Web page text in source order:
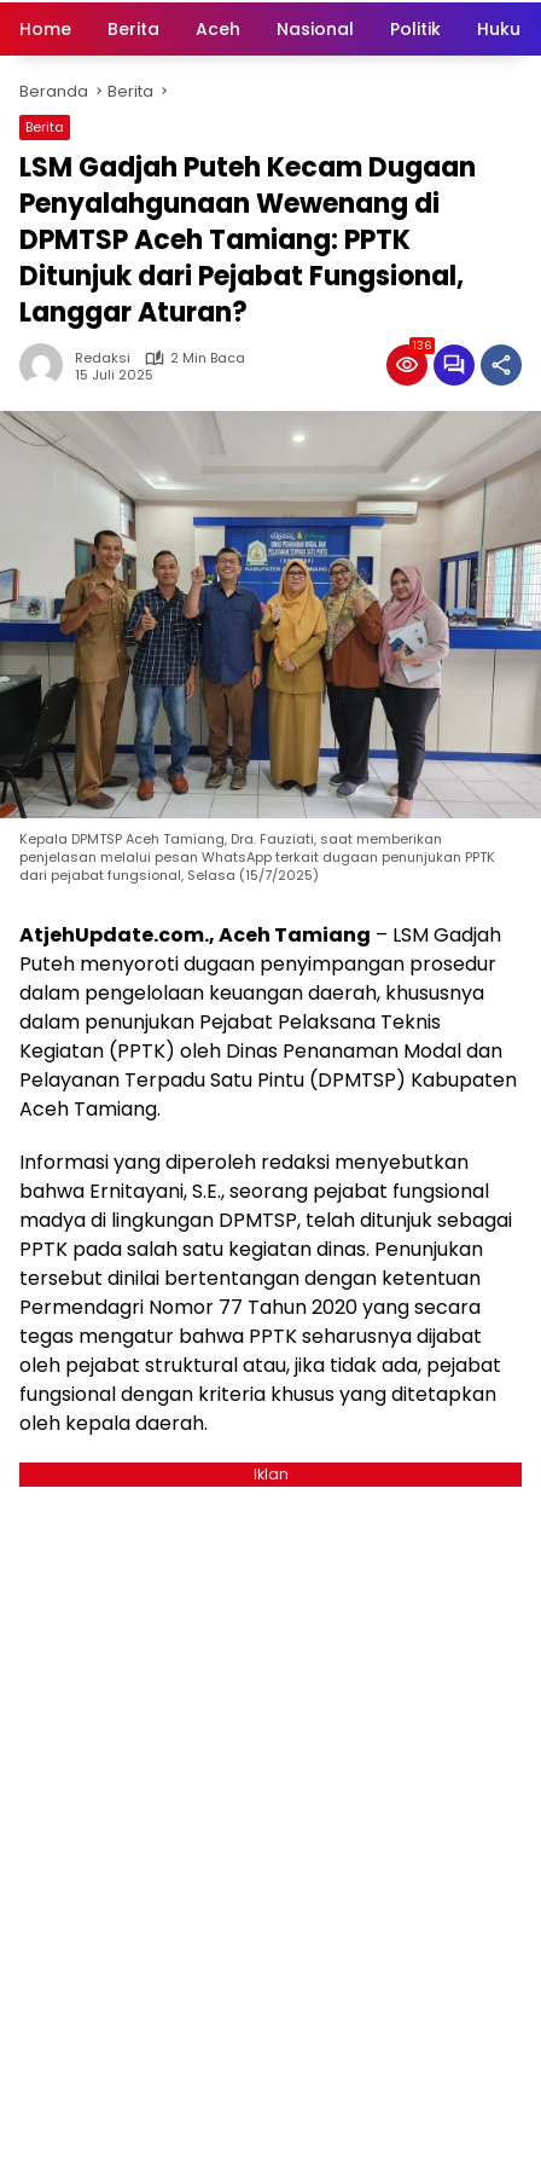
Home Berita Aceh Nasional Politik
Beranda Berita
Berita
LSM Gadjah Puteh Kecam Dugaan
Penyalahgunaan Wewenang di
DPMTSP Aceh Tamiang: PPTK
Ditunjuk dari Pejabat Fungsional,
Langgar Aturan?
Redaksi
2 Min Baca
15 Juli 2025
136
Kepala DPMTSP Aceh Tamiang, Dra. Fauziati, saat memberikan
penjelasan melalui pesan WhatsApp terkait dugaan penunjukan PPTK
dari pejabat fungsional, Selasa (15/7/2025)
AtjehUpdate.com., Aceh Tamiang – LSM Gadjah
Puteh menyoroti dugaan penyimpangan prosedur
dalam pengelolaan keuangan daerah, khususnya
dalam penunjukan Pejabat Pelaksana Teknis
Kegiatan (PPTK) oleh Dinas Penanaman Modal dan
Pelayanan Terpadu Satu Pintu (DPMTSP) Kabupaten
Aceh Tamiang.
Informasi yang diperoleh redaksi menyebutkan
bahwa Ernitayani, S.E., seorang pejabat fungsional
madya di lingkungan DPMTSP, telah ditunjuk sebagai
PPTK pada salah satu kegiatan dinas. Penunjukan
tersebut dinilai bertentangan dengan ketentuan
Permendagri Nomor 77 Tahun 2020 yang secara
tegas mengatur bahwa PPTK seharusnya dijabat
oleh pejabat struktural atau, jika tidak ada, pejabat
fungsional dengan kriteria khusus yang ditetapkan
oleh kepala daerah.
Iklan